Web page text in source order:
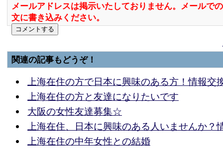
メールアドレスは掲示いたしておりません。メールで
文に書き込みください。
関連の記事もどうぞ！
上海在住の方で日本に興味のある方！情報交
上海在住の方と友達になりたいです
大阪の女性友達募集☆
上海在住、日本に興味のある人いませんか？
上海在住の中年女性との結婚